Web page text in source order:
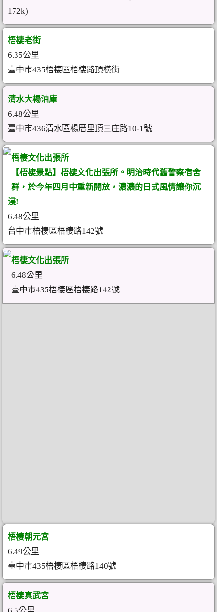
172k)
梧棲老街
6.35公里
臺中市435梧棲區梧棲路頂橫街
清水大楊油庫
6.48公里
臺中市436清水區楊厝里頂三庄路10-1號
梧棲文化出張所
【梧棲景點】梧棲文化出張所。明治時代舊警察宿舍
群，於今年四月中重新開放，濃濃的日式風情讓你沉
浸!
6.48公里
台中市梧棲區梧棲路142號
梧棲文化出張所
6.48公里
臺中市435梧棲區梧棲路142號
梧棲朝元宮
6.49公里
臺中市435梧棲區梧棲路140號
梧棲真武宮